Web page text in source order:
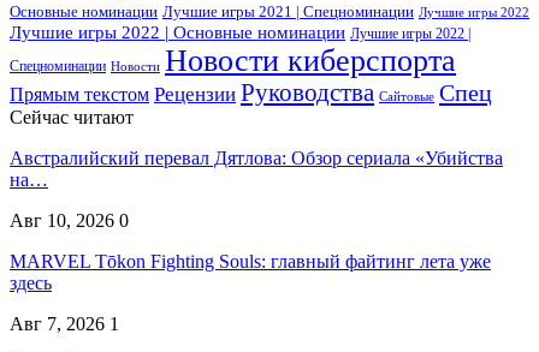
Основные номинации Лучшие игры 2021 | Спецноминации Лучшие игры 2022
Лучшие игры 2022 | Основные номинации Лучшие игры 2022 |
Спецноминации Новости Новости киберспорта
Прямым текстом Рецензии Руководства Сайтовые Спец
Сейчас читают
Австралийский перевал Дятлова: Обзор сериала «Убийства
на…
Авг 10, 2026 0
MARVEL Tōkon Fighting Souls: главный файтинг лета уже
здесь
Авг 7, 2026 1